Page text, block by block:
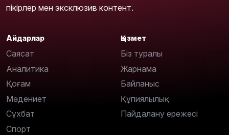
пікірлер мен эксклюзив контент.
Айдарлар
Саясат
Аналитика
Қоғам
Мәдениет
Сұхбат
Спорт
Қызмет
Біз туралы
Жарнама
Байланыс
Құпиялылық
Пайдалану ережесі